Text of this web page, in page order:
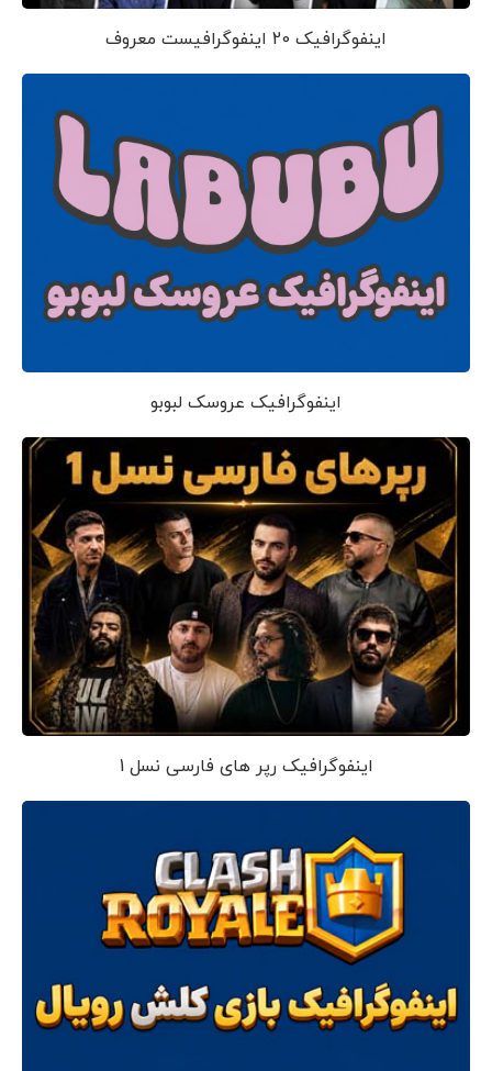
اینفوگرافیک 20 اینفوگرافیست معروف
اینفوگرافیک عروسک لبوبو
اینفوگرافیک رپر های فارسی نسل 1